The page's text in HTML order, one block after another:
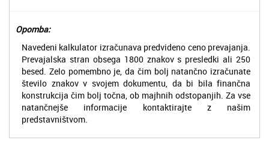
Opomba:
Navedeni kalkulator izračunava predvideno ceno prevajanja.
Prevajalska stran obsega 1800 znakov s presledki ali 250
besed. Zelo pomembno je, da čim bolj natančno izračunate
število znakov v svojem dokumentu, da bi bila finančna
konstrukcija čim bolj točna, ob majhnih odstopanjih. Za vse
natančnejše informacije kontaktirajte z našim
predstavništvom.